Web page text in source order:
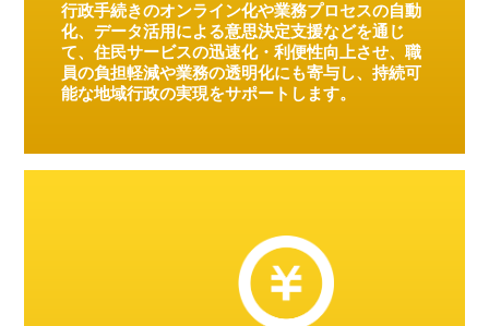
行政手続きのオンライン化や業務プロセスの自動
化、データ活用による意思決定支援などを通じ
て、住民サービスの迅速化・利便性向上させ、職
員の負担軽減や業務の透明化にも寄与し、持続可
能な地域行政の実現をサポートします。